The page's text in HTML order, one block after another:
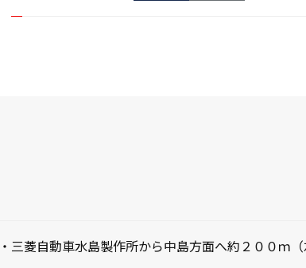
三菱自動車水島製作所から中島方面へ約２００ｍ